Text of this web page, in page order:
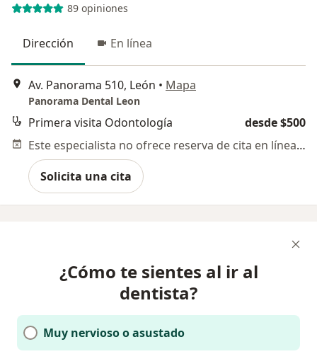
89 opiniones
Dirección En línea
Av. Panorama 510, León • Mapa
Panorama Dental Leon
Primera visita Odontología
desde $500
Este especialista no ofrece reserva de cita en línea en esta dirección.
Solicita una cita
¿Cómo te sientes al ir al
dentista?
Muy nervioso o asustado